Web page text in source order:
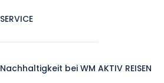
SERVICE
Nachhaltigkeit bei WM AKTIV REISEN